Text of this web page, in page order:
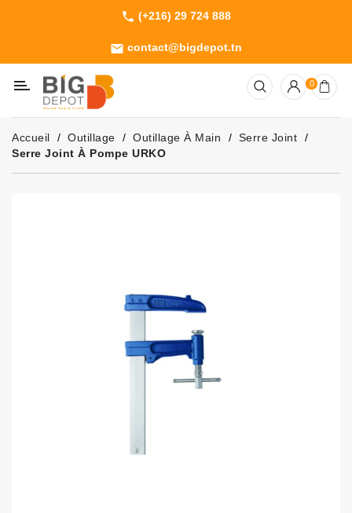
phone (+216) 29 724 888
email contact@bigdepot.tn
Machines
Outillage
Jardinage
Consommables
0
Accueil Outillage Outillage À Main
Serre Joint
Serre Joint À Pompe URKO